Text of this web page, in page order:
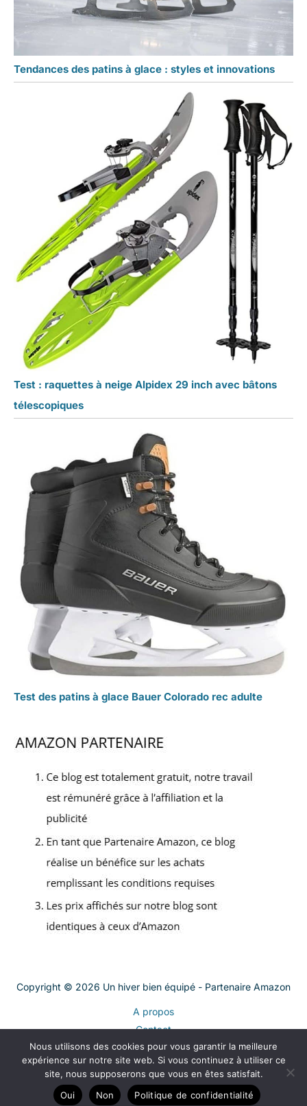
Tendances des patins à glace : styles et innovations
Test : raquettes à neige Alpidex 29 inch avec bâtons
télescopiques
Test des patins à glace Bauer Colorado rec adulte
Copyright © 2026 Un hiver bien équipé - Partenaire Amazon
A propos
Contact
Plan du site
Mentions légales
Politique de confidentialité
Nous utilisons des cookies pour vous garantir la meilleure
expérience sur notre site web. Si vous continuez à utiliser ce
site, nous supposerons que vous en êtes satisfait.
Oui
Non Politique de confidentialité